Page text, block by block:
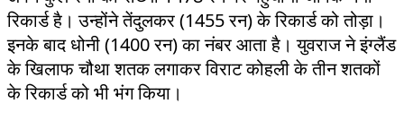
रिकार्ड है। उन्होंने तेंदुलकर (1455 रन) के रिकार्ड को तोड़ा।
इनके बाद धोनी (1400 रन) का नंबर आता है। युवराज ने इंग्लैंड
के खिलाफ चौथा शतक लगाकर विराट कोहली के तीन शतकों
के रिकार्ड को भी भंग किया।